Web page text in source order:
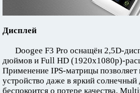
Дисплей
Doogee F3 Pro оснащён 2,5D-
дюймов и Full HD (1920x1080p)-
Применение IPS-матрицы позволяет
устройство даже в яркий солнечный
беспокоится о потере качества.